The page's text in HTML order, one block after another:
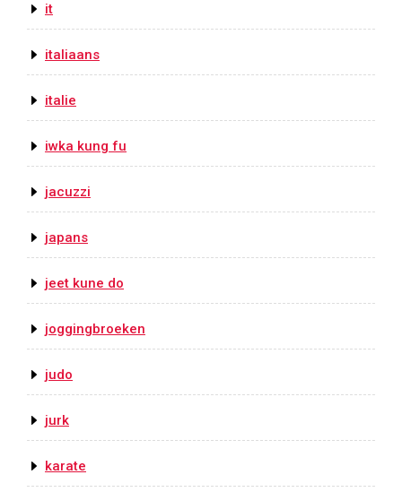
it
italiaans
italie
iwka kung fu
jacuzzi
japans
jeet kune do
joggingbroeken
judo
jurk
karate